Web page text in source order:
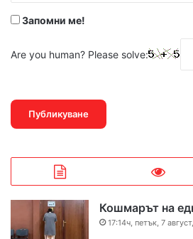
Запомни ме!
Are you human? Please solve:
Кошмарът на
17:14ч, петък, 7